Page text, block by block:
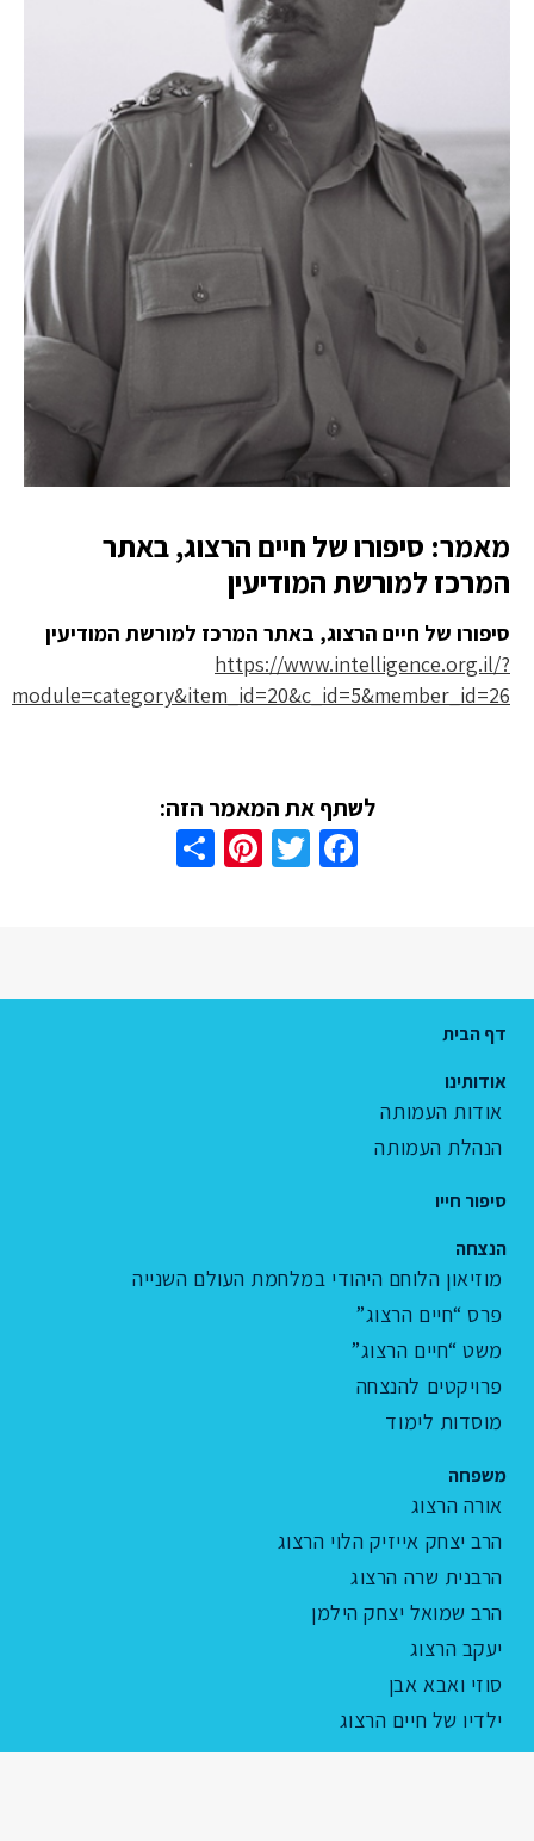
מאמר: סיפורו של חיים הרצוג, באתר
המרכז למורשת המודיעין
סיפורו של חיים הרצוג, באתר המרכז למורשת המודיעין
https://www.intelligence.org.il/?
module=category&item_id=20&c_id=5&member_id=26
לשתף את המאמר הזה:
Facebook
Twitter
Pinterest
דף הבית
אודותינו
אודות העמותה
הנהלת העמותה
סיפור חייו
הנצחה
מוזיאון הלוחם היהודי במלחמת העולם השנייה
פרס “חיים הרצוג”
משט “חיים הרצוג”
פרויקטים להנצחה
מוסדות לימוד
משפחה
אורה הרצוג
הרב יצחק אייזיק הלוי הרצוג
הרבנית שרה הרצוג
הרב שמואל יצחק הילמן
יעקב הרצוג
סוזי ואבא אבן
ילדיו של חיים הרצוג